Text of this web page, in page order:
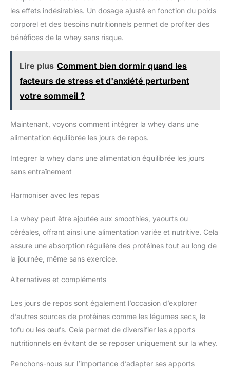
les effets indésirables. Un dosage ajusté en fonction du poids
corporel et des besoins nutritionnels permet de profiter des
bénéfices de la whey sans risque.
Lire plus Comment bien dormir quand les
facteurs de stress et d'anxiété perturbent
votre sommeil ?
Maintenant, voyons comment intégrer la whey dans une
alimentation équilibrée les jours de repos.
Integrer la whey dans une alimentation équilibrée les jours
sans entraînement
Harmoniser avec les repas
La whey peut être ajoutée aux smoothies, yaourts ou
céréales, offrant ainsi une alimentation variée et nutritive. Cela
assure une absorption régulière des protéines tout au long de
la journée, même sans exercice.
Alternatives et compléments
Les jours de repos sont également l’occasion d’explorer
d’autres sources de protéines comme les légumes secs, le
tofu ou les œufs. Cela permet de diversifier les apports
nutritionnels en évitant de se reposer uniquement sur la whey.
Penchons-nous sur l’importance d’adapter ses apports